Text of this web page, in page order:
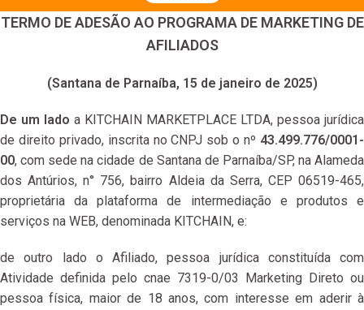
TERMO DE ADESÃO AO PROGRAMA DE MARKETING DE
AFILIADOS
(Santana de Parnaíba, 15 de janeiro de 2025)
De um lado a KITCHAIN MARKETPLACE LTDA, pessoa jurídica
de direito privado, inscrita no CNPJ sob o nº 43.499.776/0001-
00, com sede na cidade de Santana de Parnaíba/SP, na Alameda
dos Antúrios, n° 756, bairro Aldeia da Serra, CEP 06519-465,
proprietária da plataforma de intermediação e produtos e
serviços na WEB, denominada KITCHAIN, e:
de outro lado o Afiliado, pessoa jurídica constituída com
Atividade definida pelo cnae 7319-0/03 Marketing Direto ou
pessoa física, maior de 18 anos, com interesse em aderir à